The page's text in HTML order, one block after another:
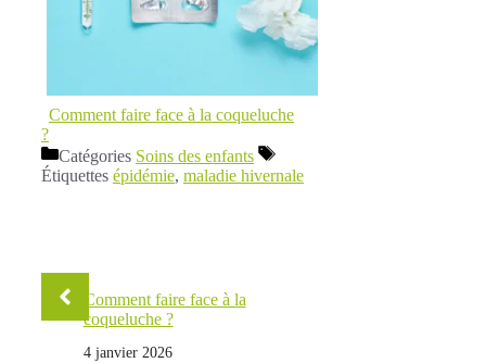
Comment faire face à la coqueluche
?
Catégories Soins des enfants
Étiquettes épidémie, maladie hivernale
Comment faire face à la
coqueluche ?
4 janvier 2026